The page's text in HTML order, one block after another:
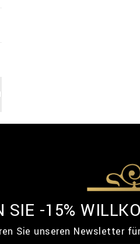
SIE -15%
Sie unseren Newsletter